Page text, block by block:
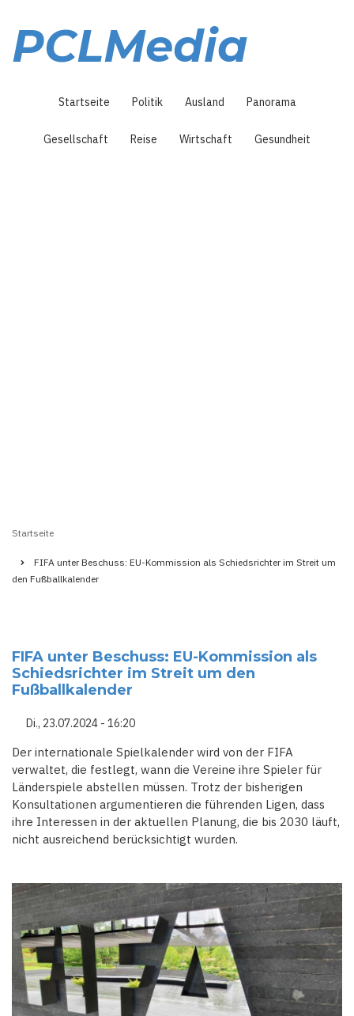
Inhalt
PCLMedia
Startseite Politik Ausland Panorama
Gesellschaft Reise Wirtschaft Gesundheit
Startseite
FIFA unter Beschuss: EU-Kommission als Schiedsrichter im Streit um
den Fußballkalender
FIFA unter Beschuss: EU-Kommission als
Schiedsrichter im Streit um den
Fußballkalender
Di., 23.07.2024 - 16:20
Der internationale Spielkalender wird von der FIFA
verwaltet, die festlegt, wann die Vereine ihre Spieler für
Länderspiele abstellen müssen. Trotz der bisherigen
Konsultationen argumentieren die führenden Ligen, dass
ihre Interessen in der aktuellen Planung, die bis 2030 läuft,
nicht ausreichend berücksichtigt wurden.